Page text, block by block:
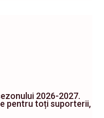
2026-2027.
pentru toți suporterii,